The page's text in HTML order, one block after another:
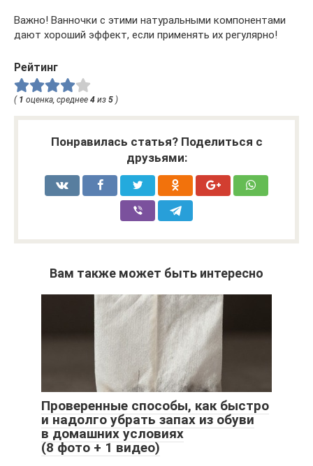
Важно! Ванночки с этими натуральными компонентами
дают хороший эффект, если применять их регулярно!
Рейтинг
( 1 оценка, среднее 4 из 5 )
Понравилась статья? Поделиться с
друзьями:
Вам также может быть интересно
Проверенные способы, как быстро
и надолго убрать запах из обуви
в домашних условиях
(8 фото + 1 видео)